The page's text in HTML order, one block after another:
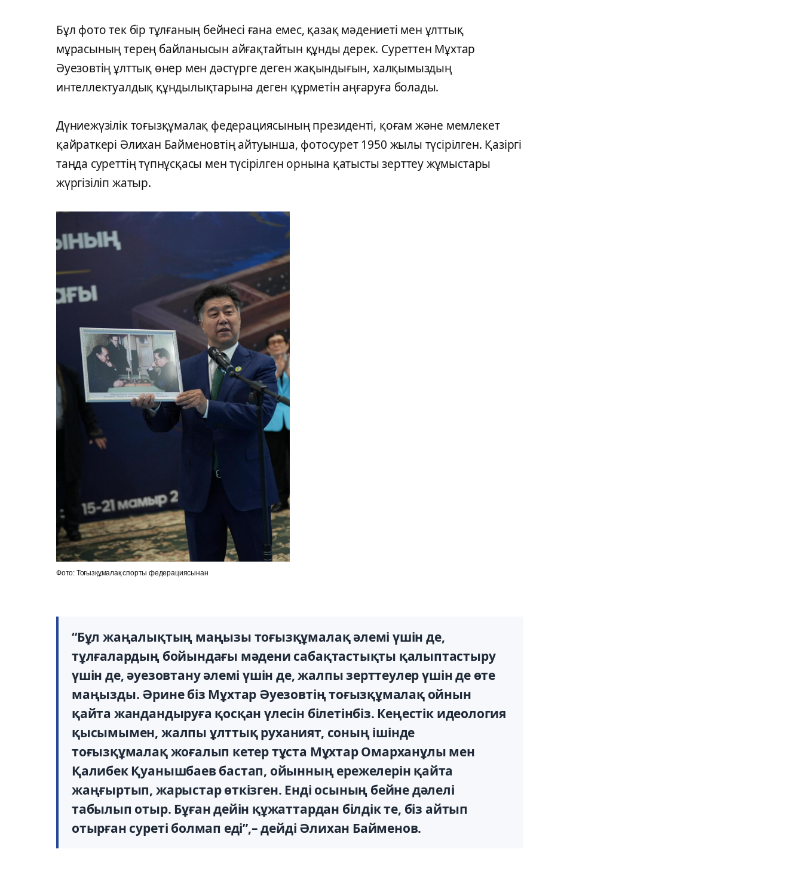
Бұл фото тек бір тұлғаның бейнесі ғана емес, қазақ мәдениеті мен ұлттық
мұрасының терең байланысын айғақтайтын құнды дерек. Суреттен Мұхтар
Әуезовтің ұлттық өнер мен дәстүрге деген жақындығын, халқымыздың
интеллектуалдық құндылықтарына деген құрметін аңғаруға болады.
Дүниежүзілік тоғызқұмалақ федерациясының президенті, қоғам және мемлекет
қайраткері Әлихан Байменовтің айтуынша, фотосурет 1950 жылы түсірілген. Қазіргі
таңда суреттің түпнұсқасы мен түсірілген орнына қатысты зерттеу жұмыстары
жүргізіліп жатыр.
Фото: Тоғызқұмалақ спорты федерациясынан
“Бұл жаңалықтың маңызы тоғызқұмалақ әлемі үшін де,
тұлғалардың бойындағы мәдени сабақтастықты қалыптастыру
үшін де, әуезовтану әлемі үшін де, жалпы зерттеулер үшін де өте
маңызды. Әрине біз Мұхтар Әуезовтің тоғызқұмалақ ойнын
қайта жандандыруға қосқан үлесін білетінбіз. Кеңестік идеология
қысымымен, жалпы ұлттық руханият, соның ішінде
тоғызқұмалақ жоғалып кетер тұста Мұхтар Омарханұлы мен
Қалибек Қуанышбаев бастап, ойынның ережелерін қайта
жаңғыртып, жарыстар өткізген. Енді осының бейне дәлелі
табылып отыр. Бұған дейін құжаттардан білдік те, біз айтып
отырған суреті болмап еді”,– дейді Әлихан Байменов.